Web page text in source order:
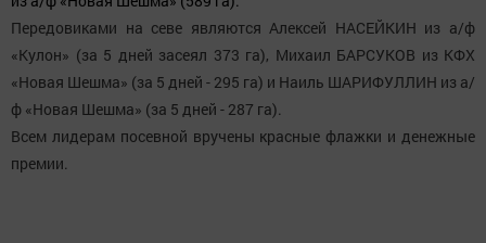
Передовиками на севе являются Алексей НАСЕЙКИН из а/ф
«Кулон» (за 5 дней засеял 373 га), Михаил БАРСУКОВ из КФХ
«Новая Шешма» (за 5 дней - 295 га) и Наиль ШАРИФУЛЛИН из а/
ф «Новая Шешма» (за 5 дней - 287 га).
Всем лидерам посевной вручены красные флажки и денежные
премии.